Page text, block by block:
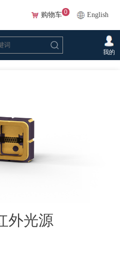
English
购物车 0
我的
光源元件 >HIS20smd-0 - 红外光源
外光源